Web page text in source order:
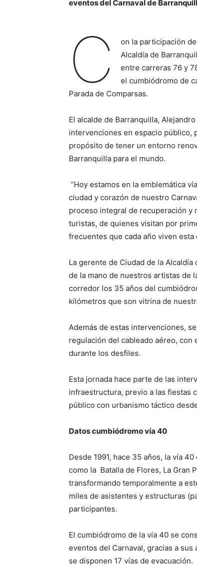
eventos del Carnaval de
C
on la participación
Alcaldía de
entre carreras 76 y
el cumbiódromo de
Parada de Comparsas.
El alcalde de Barranquilla,
intervenciones en espacio público,
propósito de tener un entorno
Barranquilla para el mundo.
“Hoy estamos en la emblemática
ciudad y corazón de nuestro
proceso integral de recuperación y
turistas, de quienes visitan por
frecuentes que cada año viven
La gerente de Ciudad de la
de la mano de nuestros artistas de
corredor los 35 años del
kilómetros que son vitrina de
Además de estas intervenciones,
regulación del cableado aéreo, con
durante los desfiles.
Esta jornada hace parte de las
infraestructura, previo a las fiestas
público con urbanismo táctico
Datos cumbiódromo vía 40
Desde 1991, hace 35 años, la vía
como la Batalla de Flores, La Gran
transformando temporalmente a
miles de asistentes y estructuras
participantes.
El cumbiódromo de la vía 40 se
eventos del Carnaval, gracias a
se disponen 17 vías de evacuación.